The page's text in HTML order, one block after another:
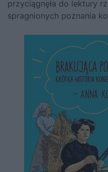
przyciągnęła do lektury
spragnionych poznania